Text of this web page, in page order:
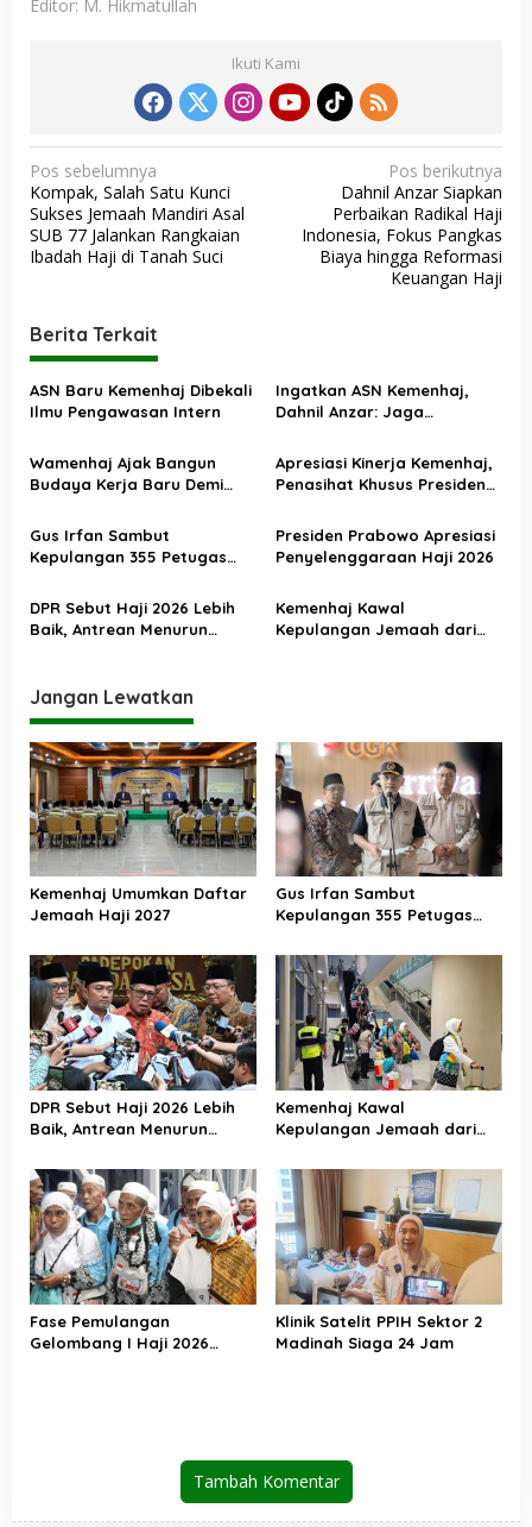
Editor: M. Hikmatullah
Ikuti Kami
N
a
v
i
a
s
i
o
s
Pos sebelumnya
Kompak, Salah Satu Kunci
Sukses Jemaah Mandiri Asal
SUB 77 Jalankan Rangkaian
Ibadah Haji di Tanah Suci
Pos berikutnya
Dahnil Anzar Siapkan
Perbaikan Radikal Haji
Indonesia, Fokus Pangkas
Biaya hingga Reformasi
Keuangan Haji
Berita Terkait
ASN Baru Kemenhaj Dibekali
Ilmu Pengawasan Intern
Ingatkan ASN Kemenhaj,
Dahnil Anzar: Jaga
Menjadikan Jemaah
sebagai Komoditas
Wamenhaj Ajak Bangun
Budaya Kerja Baru Demi
Jemaah
Apresiasi Kinerja Kemenhaj,
Penasihat Khusus Presiden
Penyelenggaraan Haji
Berjalan Baik
Gus Irfan Sambut
Kepulangan 355 Petugas
Presiden Prabowo Apresiasi
Penyelenggaraan Haji 2026
DPR Sebut Haji 2026 Lebih
Baik, Antrean Menurun
Kemenhaj Kawal
Kepulangan Jemaah dari
Jangan Lewatkan
Kemenhaj Umumkan Daftar
Jemaah Haji 2027
Gus Irfan Sambut
Kepulangan 355 Petugas
DPR Sebut Haji 2026 Lebih
Baik, Antrean Menurun
Kemenhaj Kawal
Kepulangan Jemaah dari
Akan Didistribusikan di
Tanah Air
Fase Pemulangan
Gelombang I Haji 2026
Klinik Satelit PPIH Sektor 2
Madinah Siaga 24 Jam
Tambah Komentar